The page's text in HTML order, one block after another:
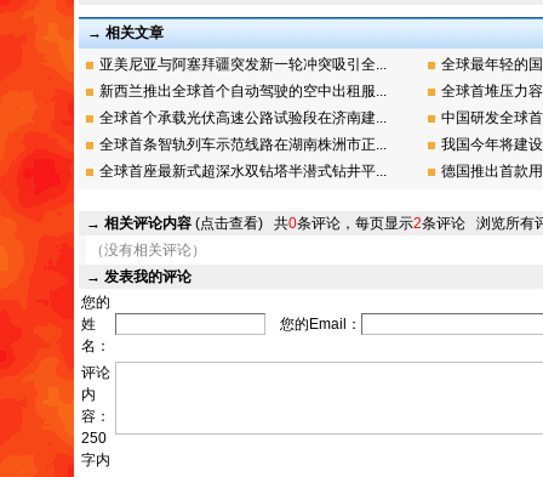
→ 相关文章
亚美尼亚与阿塞拜疆突发新一轮冲突吸引全...
全球最年轻的
新西兰推出全球首个自动驾驶的空中出租服...
全球首堆压力
全球首个承载光伏高速公路试验段在济南建...
中国研发全球
全球首条智轨列车示范线路在湖南株洲市正...
我国今年将建
全球首座最新式超深水双钻塔半潜式钻井平...
德国推出首款
→ 相关评论内容 (点击查看) 共0条评论，每页显示2条评论 浏览所有
（没有相关评论）
→ 发表我的评论
您的
姓
名：
您的Email：
评论
内
容：
250
字内